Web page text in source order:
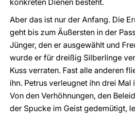
konkreten Dienen besteht.
Aber das ist nur der Anfang. Die
geht bis zum Äußersten in der
Jünger, den er ausgewählt und
wurde er für dreißig Silberlinge
Kuss verraten. Fast alle anderen
ihn. Petrus verleugnet ihn drei Mal
Von den Verhöhnungen, den
der Spucke im Geist gedemütigt,